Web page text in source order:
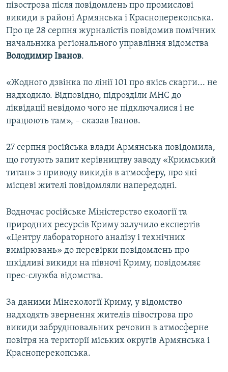
Усі сайти RFE/RL
півострова після повідомлень про промислові
викиди в районі Армянська і Красноперекопська.
Про це 28 серпня журналістів повідомив помічник
начальника регіонального управління відомства
Володимир Іванов.
«Жодного дзвінка по лінії 101 про якісь скарги... не
надходило. Відповідно, підрозділи МНС до
ліквідації невідомо чого не підключалися і не
працюють там», – сказав Іванов.
27 серпня російська влади Армянська повідомила,
що готують запит керівництву заводу «Кримський
титан» з приводу викидів в атмосферу, про які
місцеві жителі повідомляли напередодні.
Водночас російське Міністерство екології та
природних ресурсів Криму залучило експертів
«Центру лабораторного аналізу і технічних
вимірювань» до перевірки повідомлень про
шкідливі викиди на півночі Криму, повідомляє
прес-служба відомства.
За даними Мінекології Криму, у відомство
надходять звернення жителів півострова про
викиди забруднювальних речовин в атмосферне
повітря на території міських округів Армянська і
Красноперекопська.